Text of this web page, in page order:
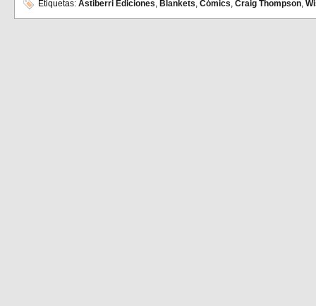
Facebook
(Se (Se
Etiquetas: Astiberri Ediciones, Blankets, Cómics, Craig Thompson,